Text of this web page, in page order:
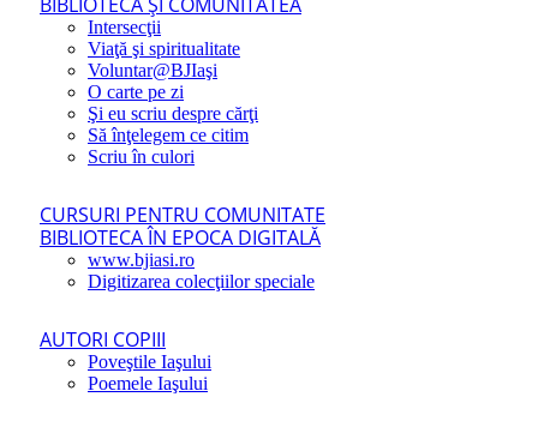
Intersecţii
Viaţă şi spiritualitate
Voluntar@BJIaşi
O carte pe zi
Şi eu scriu despre cărţi
Să înţelegem ce citim
Scriu în culori
CURSURI PENTRU COMUNITATE
BIBLIOTECA ÎN EPOCA DIGITALĂ
www.bjiasi.ro
Digitizarea colecţiilor speciale
AUTORI COPIII
Poveştile Iaşului
Poemele Iaşului